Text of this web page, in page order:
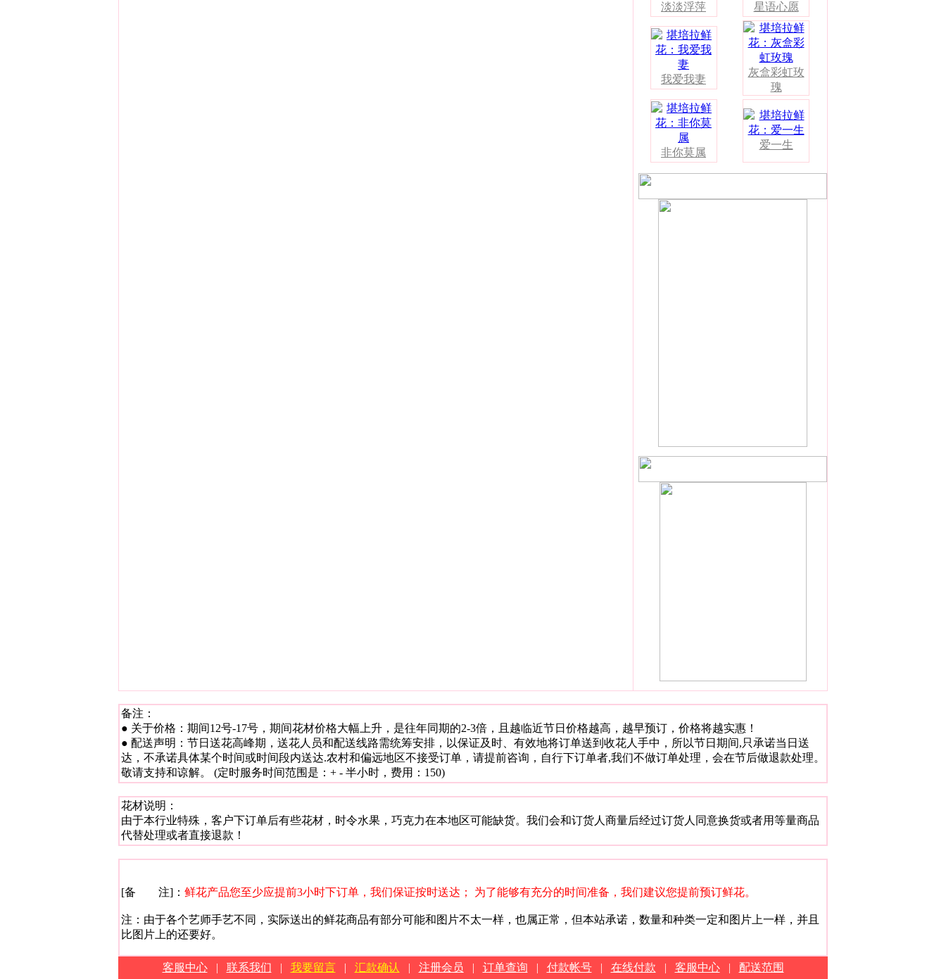
淡淡浮萍 星语心愿
我爱我妻
灰盒彩虹玫
瑰
非你莫属
爱一生
备注：
● 关于价格：期间12号-17号，期间花材价格大幅上升，是往年同期的2-3倍，且越临近节日价格越高，越早预订，价格将越实惠！
● 配送声明：节日送花高峰期，送花人员和配送线路需统筹安排，以保证及时、有效地将订单送到收花人手中，所以节日期间,只承诺当日送
达，不承诺具体某个时间或时间段内送达.农村和偏远地区不接受订单，请提前咨询，自行下订单者,我们不做订单处理，会在节后做退款处理。
敬请支持和谅解。 (定时服务时间范围是：+ - 半小时，费用：150)
花材说明：
由于本行业特殊，客户下订单后有些花材，时令水果，巧克力在本地区可能缺货。我们会和订货人商量后经过订货人同意换货或者用等量商品
代替处理或者直接退款！
[备 注]： 鲜花产品您至少应提前3小时下订单，我们保证按时送达； 为了能够有充分的时间准备，我们建议您提前预订鲜花。
注：由于各个艺师手艺不同，实际送出的鲜花商品有部分可能和图片不太一样，也属正常，但本站承诺，数量和种类一定和图片上一样，并且
比图片上的还要好。
客服中心 | 联系我们 | 我要留言 | 汇款确认 | 注册会员 | 订单查询 | 付款帐号 | 在线付款 | 客服中心 | 配送范围